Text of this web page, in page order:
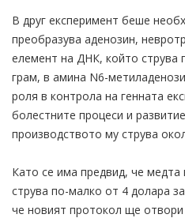
В друг експеримент беше
преобразува аденозин,
елемент на ДНК, който струва
грам, в амина N6-
роля в контрола на генната
болестните процеси и
производството му струва
Като се има предвид, че
струва по-малко от 4 долара
че новият протокол ще